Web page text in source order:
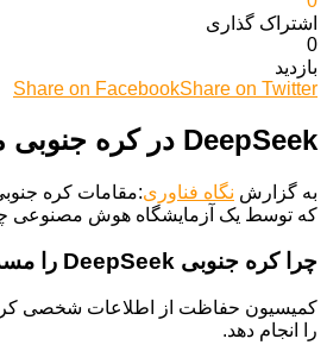
اشتراک گذاری‌
0
بازدید
Share on FacebookShare on Twitter
DeepSeek در کره جنوبی ممنوع شد
به گزارش نگاه فناوری
که توسط یک آزمایشگاه هوش مصنوعی
چرا کره جنوبی DeepSeek را مسدود کرد؟
را انجام دهد.